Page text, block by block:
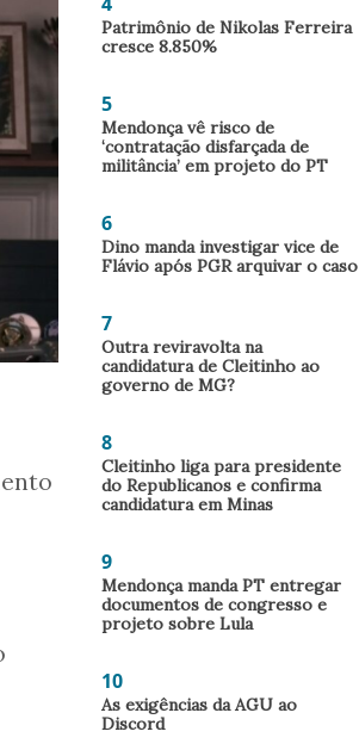
Patrimônio de Nikolas Ferreira
cresce 8.850%
5
Mendonça vê risco de
‘contratação disfarçada de
militância’ em projeto do PT
6
Dino manda investigar vice de
Flávio após PGR arquivar o caso
7
Outra reviravolta na
candidatura de Cleitinho ao
governo de MG?
8
Cleitinho liga para presidente
do Republicanos e confirma
candidatura em Minas
9
Mendonça manda PT entregar
documentos de congresso e
projeto sobre Lula
10
As exigências da AGU ao
Discord